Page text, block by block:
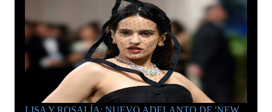
LISA Y ROSALÍA: NUEVO ADELANTO DE 'NEW